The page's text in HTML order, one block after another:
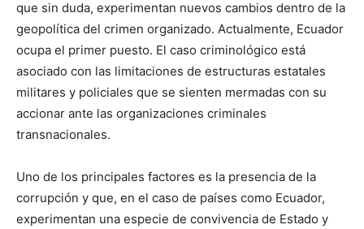
que sin duda, experimentan nuevos cambios dentro de la
geopolítica del crimen organizado. Actualmente, Ecuador
ocupa el primer puesto. El caso criminológico está
asociado con las limitaciones de estructuras estatales
militares y policiales que se sienten mermadas con su
accionar ante las organizaciones criminales
transnacionales.
Uno de los principales factores es la presencia de la
corrupción y que, en el caso de países como Ecuador,
experimentan una especie de convivencia de Estado y